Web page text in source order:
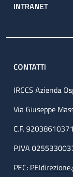
INTRANET
CONTATTI
IRCCS Azienda
Via Giuseppe
C.F. 92038610371
P.IVA
PEC: